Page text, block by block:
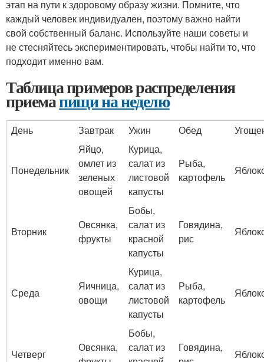
этап на пути к здоровому образу жизни. Помните, что
каждый человек индивидуален, поэтому важно найти
свой собственный баланс. Используйте наши советы и
не стесняйтесь экспериментировать, чтобы найти то, что
подходит именно вам.
Таблица примеров распределения
приемапищи на неделю
День Завтрак Ужин Обед
Понедельник
Яйцо,
омлет из
зеленых
овощей
Курица,
салат из
листовой
капусты
Рыба,
картофель
Вторник
Овсянка,
фрукты
Бобы,
салат из
красной
капусты
Говядина,
рис
Среда
Яичница,
овощи
Курица,
салат из
листовой
капусты
Рыба,
картофель
Четверг
Овсянка,
Бобы,
салат из
Говядина,